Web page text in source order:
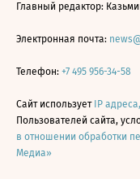
Главный редактор:
Электронная почта:
Телефон: +7 495 956-34-58
Сайт использует IP
Пользователей сайта,
в отношении обработки
Медиа»